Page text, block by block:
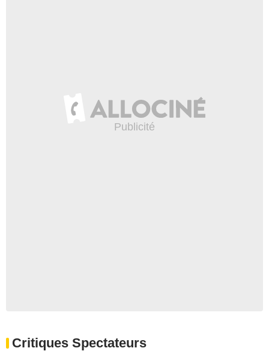
Critiques Spectateurs